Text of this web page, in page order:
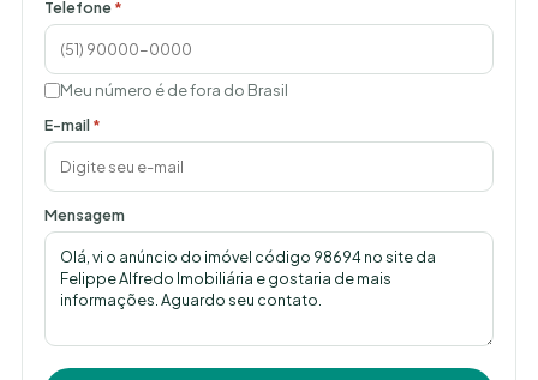
Telefone*
Meu número é de fora do Brasil
E-mail*
Mensagem